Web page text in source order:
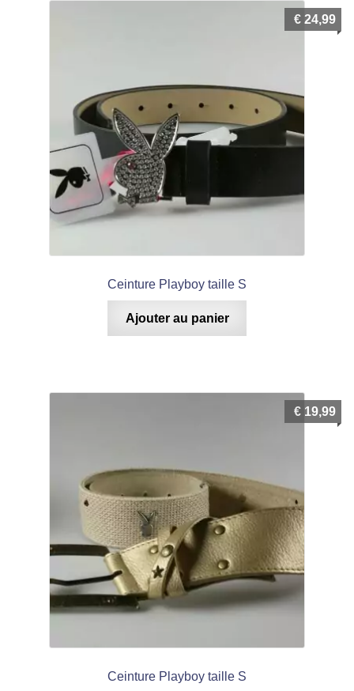
Ceinture Playboy taille S
€ 24,99
Ajouter au panier
Ceinture Playboy taille S
€ 19,99